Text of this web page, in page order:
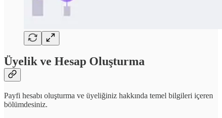
Üyelik ve Hesap Oluşturma
Payfi hesabı oluşturma ve üyeliğiniz hakkında temel bilgileri içeren
bölümdesiniz.